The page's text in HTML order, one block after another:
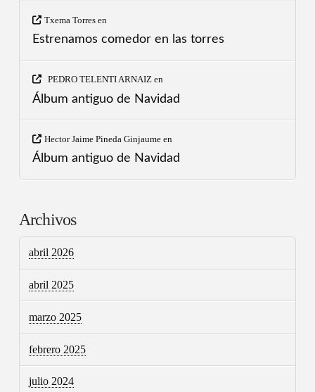
Txema Torresen
Estrenamos comedor en las torres
PEDRO TELENTI ARNAIZ en
Álbum antiguo de Navidad
Hector Jaime Pineda Ginjaumeen
Álbum antiguo de Navidad
Archivos
abril 2026
abril 2025
marzo 2025
febrero 2025
julio 2024